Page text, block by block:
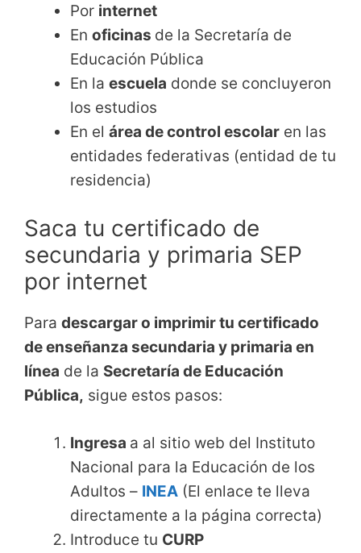
Por internet
En oficinas de la Secretaría de
Educación Pública
En la escuela donde se concluyeron
los estudios
En el área de control escolar en las
entidades federativas (entidad de tu
residencia)
Saca tu certificado de
secundaria y primaria SEP
por internet
Para descargar o imprimir tu certificado
de enseñanza secundaria y primaria en
línea de la Secretaría de Educación
Pública, sigue estos pasos:
Ingresa a al sitio web del Instituto
Nacional para la Educación de los
Adultos – INEA (El enlace te lleva
directamente a la página correcta)
Introduce tu CURP